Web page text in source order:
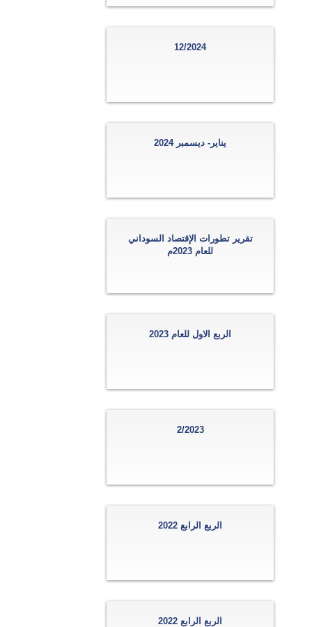
12/2024
يناير- ديسمبر 2024
تقرير تطورات الإقتصاد السوداني
للعام 2023م
الربع الاول للعام 2023
2/2023
الربع الرابع 2022
الربع الرابع 2022